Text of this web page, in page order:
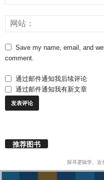
Save my name, email, and
comment.
通过邮件通知我后续评论
通过邮件通知我有新文章
推荐图书
探寻逻辑学、近